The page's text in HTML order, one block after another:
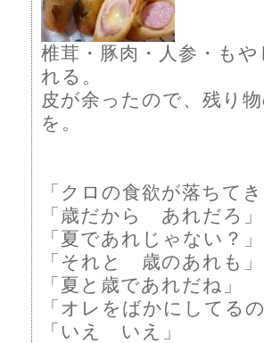
椎茸・豚肉・人参・も
れる。
皮が余ったので、残り
を。
「クロの食欲が落ちて
「歳だから あれだろ」
「夏であれじゃない？」
「それと 歳のあれも」
「夏と歳であれだね」
「オレをばかにしてる
「いえ いえ」